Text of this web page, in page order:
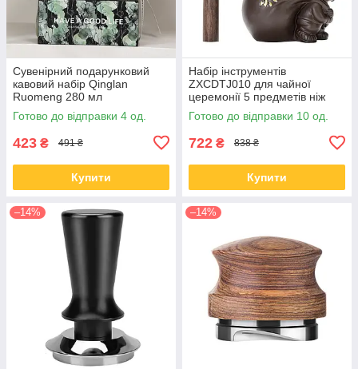
Сувенірний подарунковий
кавовий набір Qinglan
Ruomeng 280 мл
чашка+блюдце +
подарункова коробка
Готово до відправки 4 од.
423 ₴ 491 ₴
Купити
Набір інструментів
ZXCDTJ010 для чайної
церемонії 5 предметів ніж
для пуеру пензлик лопатка
тримач щипці
Готово до відправки 10 од.
722 ₴ 838 ₴
Купити
–14% –14%